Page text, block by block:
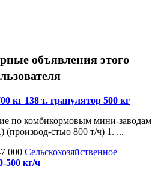
объявления этого
кг 138 т. гранулятор 500 кг
по комбикормовым мини-заводам
стью 800 т/ч) 1. ...
000 Сельскохозяйственное
500 кг/ч